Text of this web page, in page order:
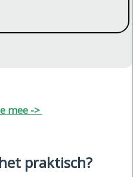
mee ->
praktisch?